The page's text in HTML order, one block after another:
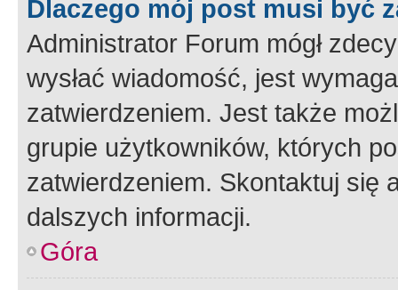
Dlaczego mój post musi być
Administrator Forum mógł
wysłać wiadomość, jest
zatwierdzeniem. Jest także
grupie użytkowników, których
zatwierdzeniem. Skontaktuj się
dalszych informacji.
Góra